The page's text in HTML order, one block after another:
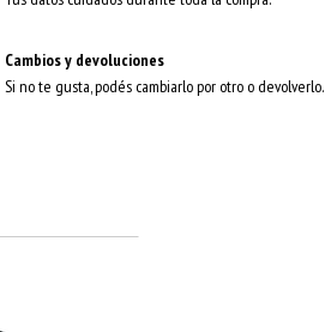
Cambios y devoluciones
Si no te gusta, podés cambiarlo por otro o devolverlo.